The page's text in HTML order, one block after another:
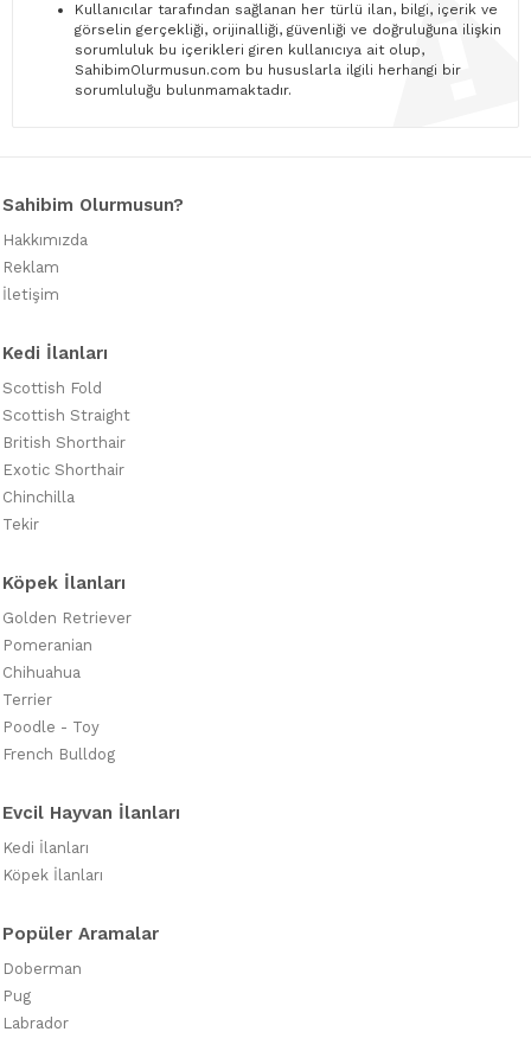
Kullanıcılar tarafından sağlanan her türlü ilan, bilgi, içerik ve
görselin gerçekliği, orijinalliği, güvenliği ve doğruluğuna ilişkin
sorumluluk bu içerikleri giren kullanıcıya ait olup,
SahibimOlurmusun.com bu hususlarla ilgili herhangi bir
sorumluluğu bulunmamaktadır.
Sahibim Olurmusun?
Hakkımızda
Reklam
İletişim
Kedi İlanları
Scottish Fold
Scottish Straight
British Shorthair
Exotic Shorthair
Chinchilla
Tekir
Köpek İlanları
Golden Retriever
Pomeranian
Chihuahua
Terrier
Poodle - Toy
French Bulldog
Evcil Hayvan İlanları
Kedi İlanları
Köpek İlanları
Popüler Aramalar
Doberman
Pug
Labrador